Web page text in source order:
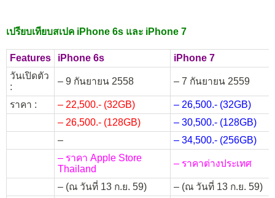
เปรียบเทียบสเปค iPhone 6s และ iPhone 7
Features iPhone 6s
iPhone 7
วันเปิดตัว
:
– 9 กันยายน 2558 – 7 กันยายน 2559
ราคา : – 22,500.- (32GB)
– 26,500.- (32GB)
– 26,500.- (128GB)
– 30,500.- (128GB)
–
– 34,500.- (256GB)
– ราคา Apple Store
Thailand
– ราคาต่างประเทศ
– (ณ วันที่ 13 ก.ย. 59)
– (ณ วันที่ 13 ก.ย. 59)